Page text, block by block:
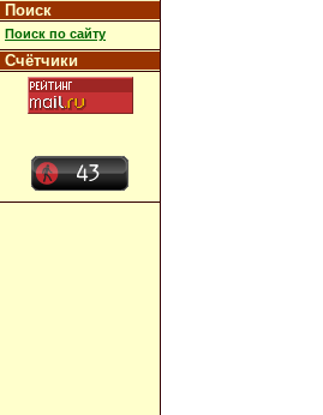
Поиск
Поиск по сайту
Счётчики